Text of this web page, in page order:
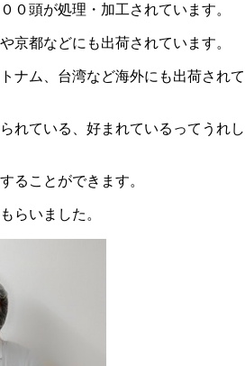
０頭が処理・加工されています。
京都などにも出荷されています。
ナム、台湾など海外にも出荷されて
れている、好まれているってうれし
ることができます。
らいました。